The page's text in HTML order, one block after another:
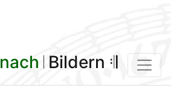
nach 𝄀 Bildern 𝄇